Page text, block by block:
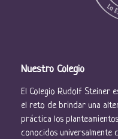
Nuestro Colegio
El Colegio Rudolf Steiner
el reto de brindar una
práctica los
conocidos universalmente